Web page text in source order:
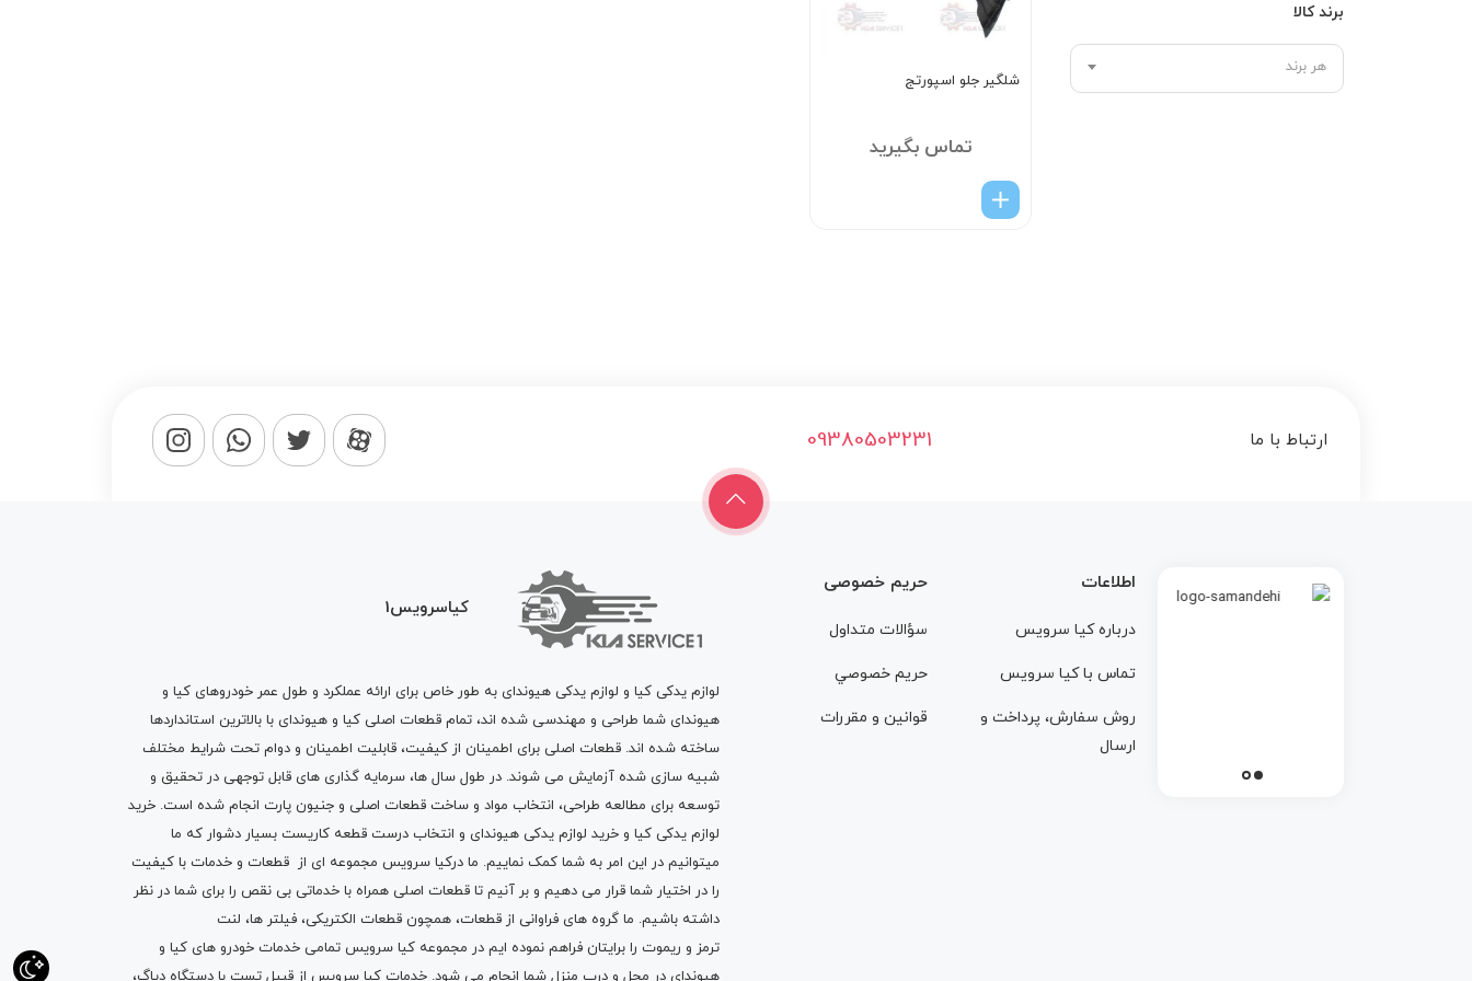
برند کالا
هر برند
شلگیر جلو اسپورتج
تماس بگیرید
ارتباط با ما 09380503231
اطلاعات
درباره کيا سرويس
تماس با کيا سرويس
روش سفارش، پرداخت و
ارسال
حریم خصوصی
سؤالات متداول
حريم خصوصي
قوانين و مقررات
کیاسرویس1
لوازم یدکی کیا و لوازم یدکی هیوندای به طور خاص برای ارائه عملکرد و طول عمر خودروهای کیا و
هیوندای شما طراحی و مهندسی شده اند، تمام قطعات اصلی کیا و هیوندای با بالاترین استانداردها
ساخته شده اند. قطعات اصلی برای اطمینان از کیفیت، قابلیت اطمینان و دوام تحت شرایط مختلف
شبیه سازی شده آزمایش می شوند. در طول سال ها، سرمایه گذاری های قابل توجهی در تحقیق و
توسعه برای مطالعه طراحی، انتخاب مواد و ساخت قطعات اصلی و جنیون پارت انجام شده است. خرید
لوازم یدکی کیا و خرید لوازم یدکی هیوندای و انتخاب درست قطعه کاریست بسیار دشوار که ما
میتوانیم در این امر به شما کمک نماییم. ما درکیا سرویس مجموعه ای از قطعات و خدمات با کیفیت
را در اختیار شما قرار می دهیم و بر آنیم تا قطعات اصلی همراه با خدماتی بی نقص را برای شما در نظر
داشته باشیم. ما گروه های فراوانی از قطعات، همچون قطعات الکتریکی، فیلتر ها، لنت
ترمز و ریموت را برایتان فراهم نموده ایم در مجموعه کیا سرویس تمامی خدمات خودرو های کیا و
هیوندای در محل و درب منزل شما انجام می شود. خدمات کیا سرویس از قبیل تست با دستگاه دیاگ،